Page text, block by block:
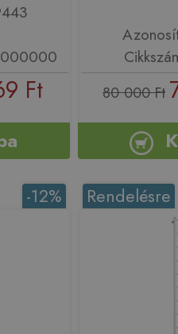
Ft 80 000 Ft
-12% Rendelésre